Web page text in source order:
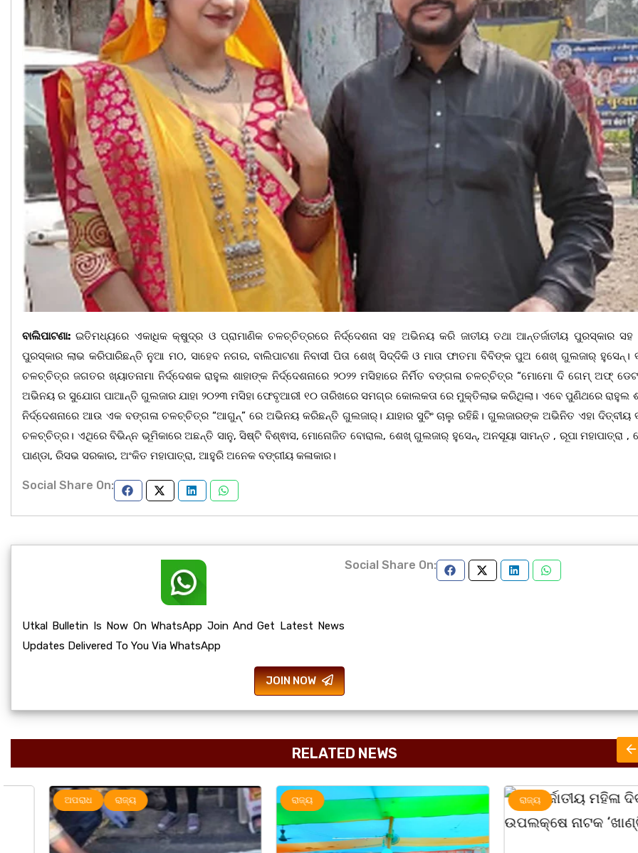
ବାଲିପାଟଣା: ଇତିମଧ୍ୟରେ ଏକାଧିକ କ୍ଷୁଦ୍ର ଓ ପ୍ରାମାଣିକ ଚଳଚ୍ଚିତ୍ରରେ ନିର୍ଦ୍ଦେଶନା ସହ ଅଭିନୟ କରି ଜାତୀୟ ତଥା ଆନ୍ତର୍ଜାତୀୟ ପୁରସ୍କାର
ପୁରସ୍କାର ଲାଭ କରିପାରିଛନ୍ତି ନୁଆ ମଠ, ସାହେବ ନଗର, ବାଲିପାଟଣା ନିବାସୀ ପିତା ଶେଖ୍ ସିଦ୍ଦିକି ଓ ମାତା ଫାତମା ବିବିଙ୍କ ପୁଅ ଶେଖ୍ ଗୁଲଜାର୍ ହୁସେନ୍।
ଚଳଚ୍ଚିତ୍ର ଜଗତର ଖ୍ୟାତନାମା ନିର୍ଦ୍ଦେଶକ ରାହୁଲ ଶାହାଙ୍କ ନିର୍ଦ୍ଦେଶନାରେ ୨୦୨୨ ମସିହାରେ ନିର୍ମିତ ବଙ୍ଗଳା ଚଳଚ୍ଚିତ୍ର “ମୋମୋ ଦି ଗେମ୍ ଅଫ୍
ଅଭିନୟ ର ସୁଯୋଗ ପାଆନ୍ତି ଗୁଲଜାର ଯାହା ୨୦୨୩ ମସିହା ଫେବୃଆରୀ ୧୦ ତାରିଖରେ ସମଗ୍ର କୋଲକତା ରେ ମୁକ୍ତିଲାଭ କରିଥିଲା। ଏବେ ପୁଣିଥରେ ରାହୁଲ
ନିର୍ଦ୍ଦେଶନାରେ ଆଉ ଏକ ବଙ୍ଗଳା ଚଳଚ୍ଚିତ୍ର “ଆଗୁନ୍” ରେ ଅଭିନୟ କରିଛନ୍ତି ଗୁଲଜାର୍। ଯାହାର ସୁଟିଂ ଚାଲୁ ରହିଛି। ଗୁଲଜାରଙ୍କ ଅଭିନିତ ଏହା ଦିତ୍ବୀୟ
ଚଳଚ୍ଚିତ୍ର। ଏଥିରେ ବିଭିନ୍ନ ଭୂମିକାରେ ଅଛନ୍ତି ସାନୁ, ସିଷ୍ଟି ବିଶ୍ଵାସ, ମୋନୋଜିତ ବୋରାଲ, ଶେଖ୍ ଗୁଲଜାର୍ ହୁସେନ୍, ଅନସୂୟା ସାମନ୍ତ , ରୂପା ମହାପାତ୍ରା ,
ପାଣ୍ଡା, ରିସଭ ସରକାର, ଅଂକିତ ମହାପାତ୍ରା, ଆହୁରି ଅନେକ ବଙ୍ଗୀୟ କଳାକାର।
Social Share On:
Utkal Bulletin Is Now On WhatsApp Join And Get Latest News
Updates Delivered To You Via WhatsApp
JOIN NOW
Social Share On:
RELATED NEWS
ଅପରାଧ ରାଜ୍ୟ ରାଜ୍ୟ ରାଜ୍ୟ